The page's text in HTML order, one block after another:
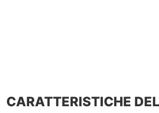
CARATTERISTICHE